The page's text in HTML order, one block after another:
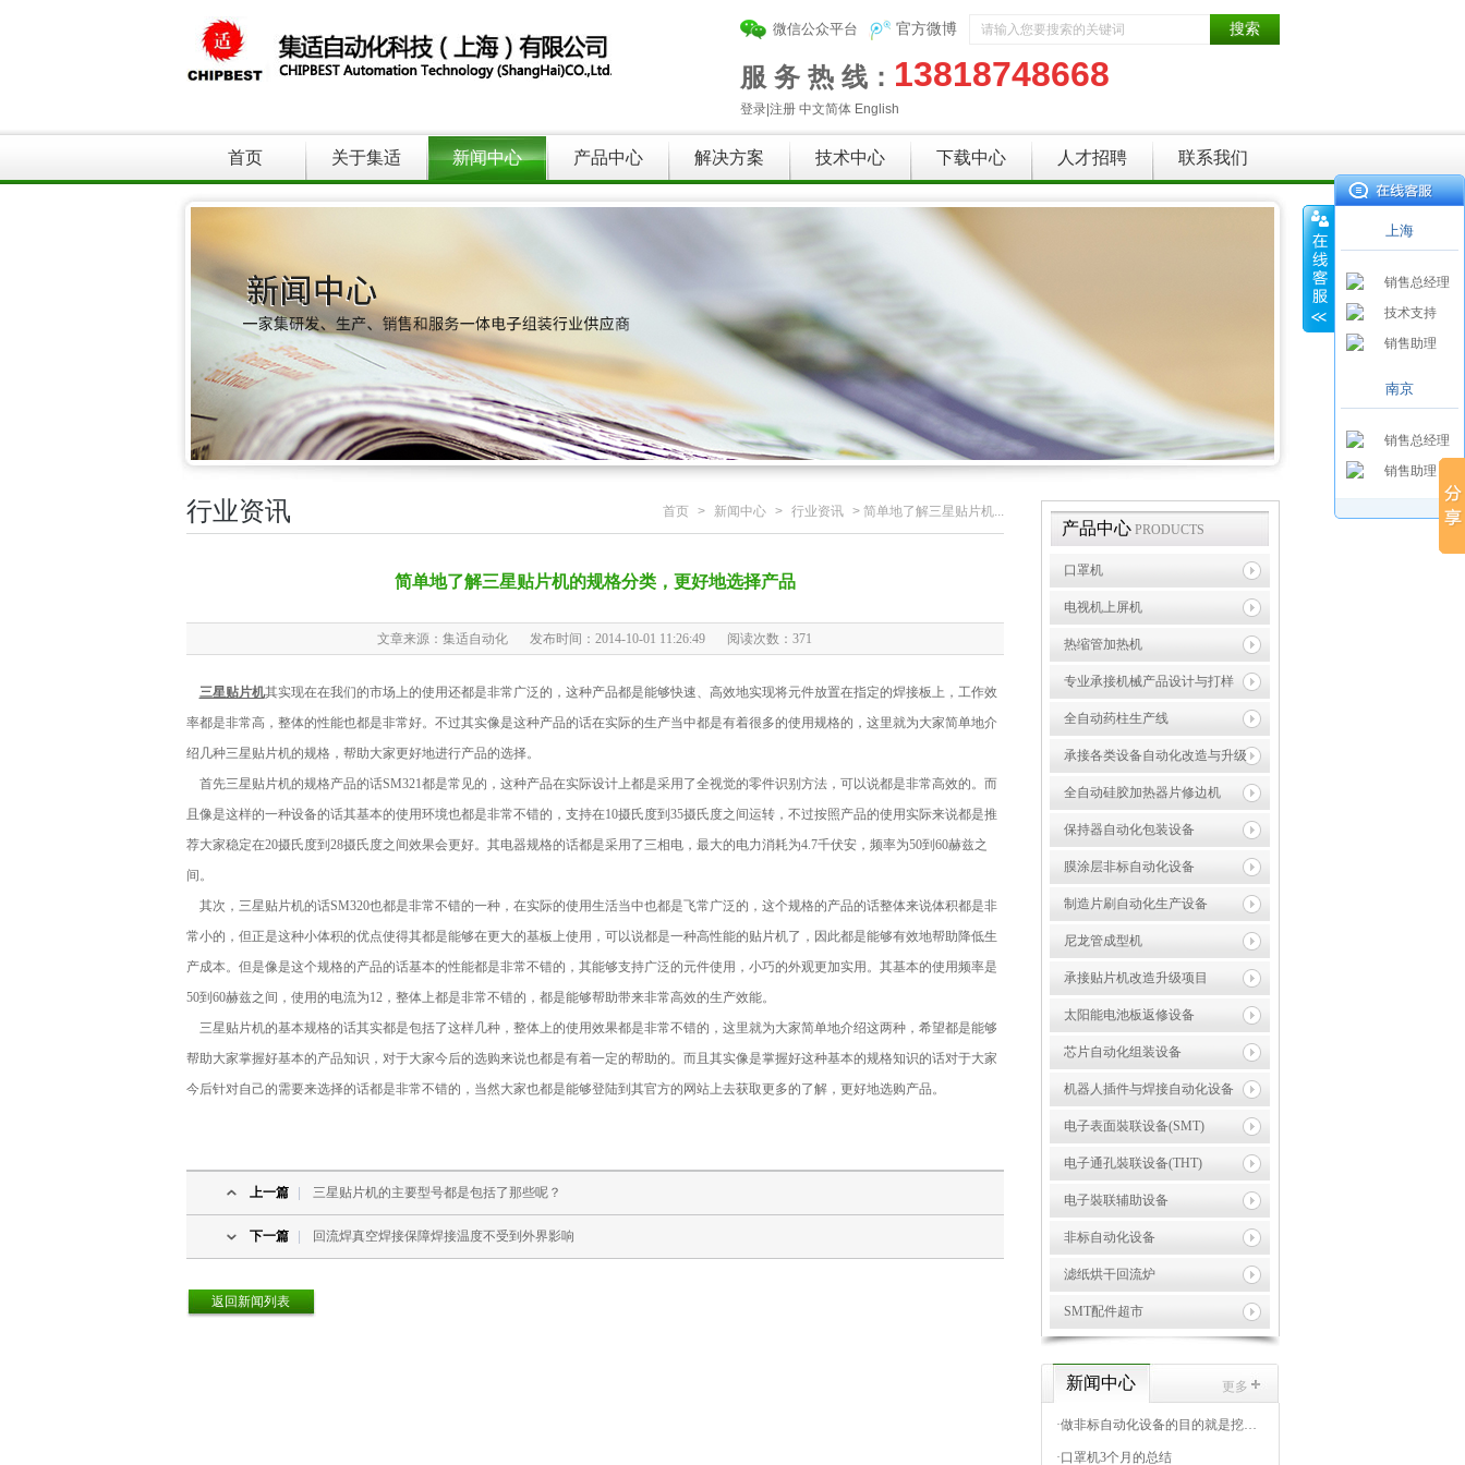
官方微博
微信公众平台
服 务 热 线： 13818748668
登录| 注册 中文简体 English
首页 关于集适 新闻中心 产品中心 解决方案 技术中心 下载中心 人才招聘 联系我们
行业资讯 首页 > 新闻中心 > 行业资讯 > 简单地了解三星贴片机...
简单地了解三星贴片机的规格分类，更好地选择产品
文章来源：集适自动化 发布时间：2014-10-01 11:26:49 阅读次数： 371
三星贴片机其实现在在我们的市场上的使用还都是非常广泛的，这种产品都是能够快速、高效地实现将元件放置在指定的焊接板上，工作效
率都是非常高，整体的性能也都是非常好。不过其实像是这种产品的话在实际的生产当中都是有着很多的使用规格的，这里就为大家简单地介
绍几种三星贴片机的规格，帮助大家更好地进行产品的选择。
首先三星贴片机的规格产品的话SM321都是常见的，这种产品在实际设计上都是采用了全视觉的零件识别方法，可以说都是非常高效的。而
且像是这样的一种设备的话其基本的使用环境也都是非常不错的，支持在10摄氏度到35摄氏度之间运转，不过按照产品的使用实际来说都是推
荐大家稳定在20摄氏度到28摄氏度之间效果会更好。其电器规格的话都是采用了三相电，最大的电力消耗为4.7千伏安，频率为50到60赫兹之
间。
其次，三星贴片机的话SM320也都是非常不错的一种，在实际的使用生活当中也都是飞常广泛的，这个规格的产品的话整体来说体积都是非
常小的，但正是这种小体积的优点使得其都是能够在更大的基板上使用，可以说都是一种高性能的贴片机了，因此都是能够有效地帮助降低生
产成本。但是像是这个规格的产品的话基本的性能都是非常不错的，其能够支持广泛的元件使用，小巧的外观更加实用。其基本的使用频率是
50到60赫兹之间，使用的电流为12，整体上都是非常不错的，都是能够帮助带来非常高效的生产效能。
三星贴片机的基本规格的话其实都是包括了这样几种，整体上的使用效果都是非常不错的，这里就为大家简单地介绍这两种，希望都是能够
帮助大家掌握好基本的产品知识，对于大家今后的选购来说也都是有着一定的帮助的。而且其实像是掌握好这种基本的规格知识的话对于大家
今后针对自己的需要来选择的话都是非常不错的，当然大家也都是能够登陆到其官方的网站上去获取更多的了解，更好地选购产品。
上一篇 三星贴片机的主要型号都是包括了那些呢？
下一篇 回流焊真空焊接保障焊接温度不受到外界影响
返回新闻列表
产品中心PRODUCTS
口罩机
电视机上屏机
热缩管加热机
专业承接机械产品设计与打样
全自动药柱生产线
承接各类设备自动化改造与升级
全自动硅胶加热器片修边机
保持器自动化包装设备
膜涂层非标自动化设备
制造片刷自动化生产设备
尼龙管成型机
承接贴片机改造升级项目
太阳能电池板返修设备
芯片自动化组装设备
机器人插件与焊接自动化设备
电子表面裝联设备(SMT)
电子通孔裝联设备(THT)
电子裝联辅助设备
非标自动化设备
滤纸烘干回流炉
SMT配件超市
更多
新闻中心
·做非标自动化设备的目的就是挖掘出标准自动化设备市场
·口罩机3个月的总结
上海
销售总经理
技术支持
销售助理
南京
销售总经理
销售助理